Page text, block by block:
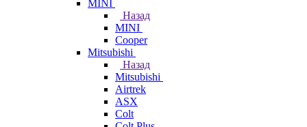
MINI
Назад
MINI
Cooper
Mitsubishi
Назад
Mitsubishi
Airtrek
ASX
Colt